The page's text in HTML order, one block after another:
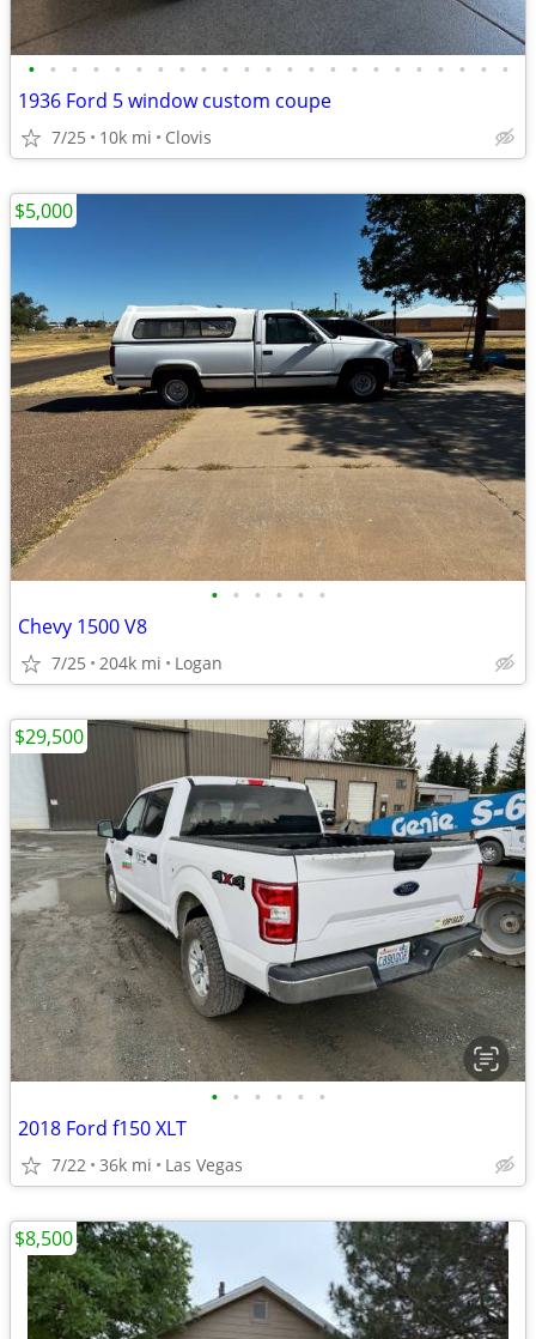
• • • • • • • • • • • • • • • • • • • • • • •
1936 Ford 5 window custom coupe
7/25 10k mi Clovis
• • • • • •
Chevy 1500 V8
7/25 204k mi Logan
$5,000
• • • • • •
2018 Ford f150 XLT
7/22 36k mi Las Vegas
$29,500
$8,500